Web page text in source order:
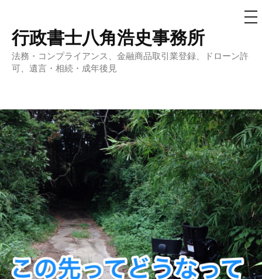
コ
ン
テ
へ
ス
キ
ッ
プ
行政書士八角浩史事務所
法務・コンプライアンス、金融商品取引業登録、ドローン許
可、遺言・相続・成年後見
メ
ニ